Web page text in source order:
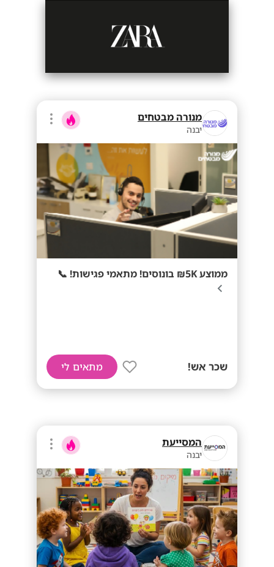
מנורה מבטחים
יבנה
ממוצע 5K₪ בונוסים! מתאמי פגישות! 📞
שכר אש! מתאים לי
המסייעת
יבנה